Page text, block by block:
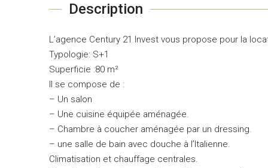
Description
L’agence Century 21 Invest vous propose pour la
Typologie: S+1
Superficie :80 m²
Il se compose de :
– Un salon
– Une cuisine équipée aménagée.
– Chambre à coucher aménagée par un dressing.
– une salle de bain avec douche à l’Italienne.
Climatisation et chauffage centrales.